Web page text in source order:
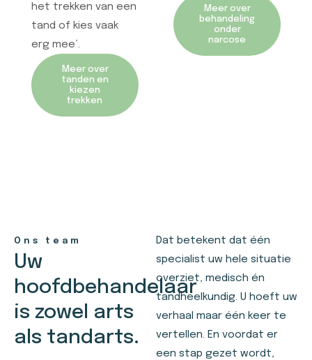
het trekken van een
tand of kies vaak
erg mee’.
Meer over
tanden en
kiezen
trekken
Meer over
behandeling
onder
narcose
Ons team
Uw
hoofdbehandelaar
is zowel arts
als tandarts.
Dat betekent dat één
specialist uw hele situatie
overziet, medisch én
tandheelkundig. U hoeft uw
verhaal maar één keer te
vertellen. En voordat er
een stap gezet wordt,